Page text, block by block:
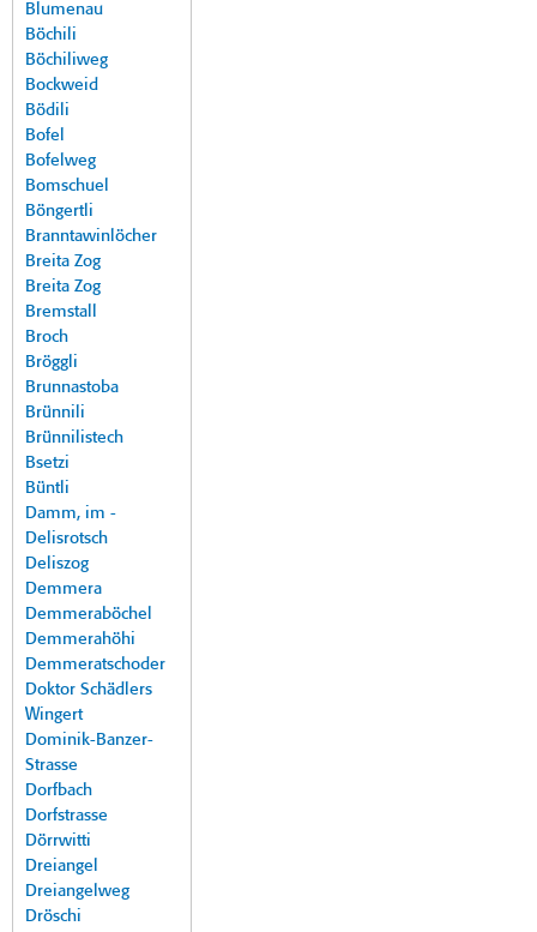
Blumenau
Böchili
Böchiliweg
Bockweid
Bödili
Bofel
Bofelweg
Bomschuel
Böngertli
Branntawinlöcher
Breita Zog
Breita Zog
Bremstall
Broch
Bröggli
Brunnastoba
Brünnili
Brünnilistech
Bsetzi
Büntli
Damm, im -
Delisrotsch
Deliszog
Demmera
Demmeraböchel
Demmerahöhi
Demmeratschoder
Doktor Schädlers
Wingert
Dominik-Banzer-
Strasse
Dorfbach
Dorfstrasse
Dörrwitti
Dreiangel
Dreiangelweg
Dröschi